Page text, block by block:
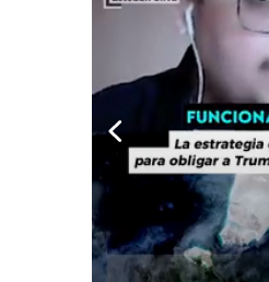
Fotogalerías
Condiciones